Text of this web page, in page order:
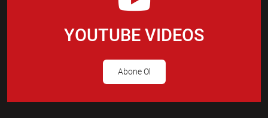
YOUTUBE VIDEOS
Abone Ol